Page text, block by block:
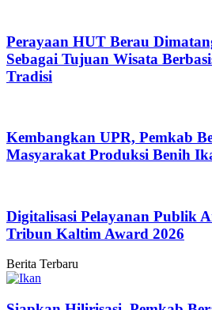
Perayaan HUT Berau
Sebagai Tujuan Wisata
Tradisi
Kembangkan UPR, Pemkab
Masyarakat Produksi Benih
Digitalisasi Pelayanan Publik
Tribun Kaltim Award 2026
Berita Terbaru